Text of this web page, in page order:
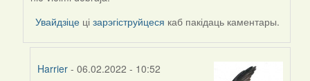
reply
to
Harrier
Увайдзіце цізарэгіструйцеся каб пакідаць каментары.
Harrier- 06.02.2022 - 10:52